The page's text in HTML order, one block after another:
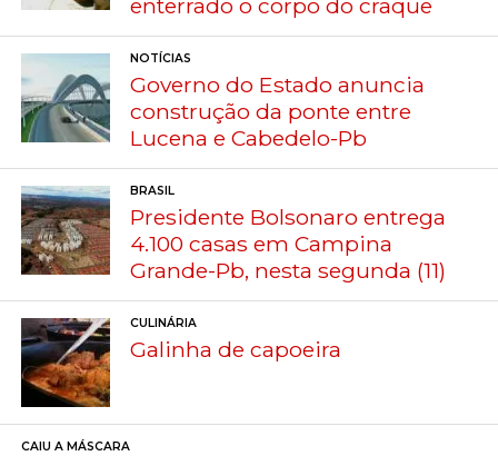
enterrado o corpo do craque
NOTÍCIAS
Governo do Estado anuncia
construção da ponte entre
Lucena e Cabedelo-Pb
BRASIL
Presidente Bolsonaro entrega
4.100 casas em Campina
Grande-Pb, nesta segunda (11)
CULINÁRIA
Galinha de capoeira
CAIU A MÁSCARA